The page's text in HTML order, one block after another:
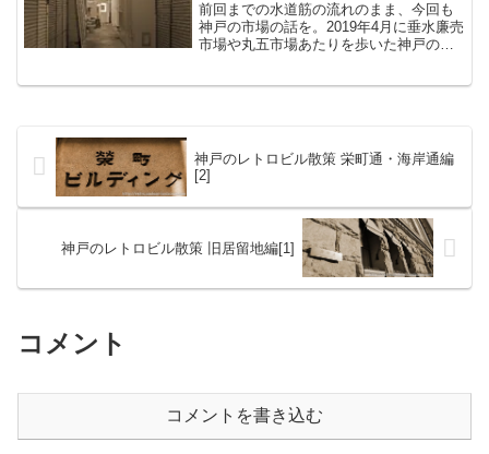
前回までの水道筋の流れのまま、今回も
神戸の市場の話を。2019年4月に垂水廉売
市場や丸五市場あたりを歩いた神戸の市
神戸のレトロビル散策 栄町通・海岸通編
[2]
神戸のレトロビル散策 旧居留地編[1]
コメント
コメントを書き込む